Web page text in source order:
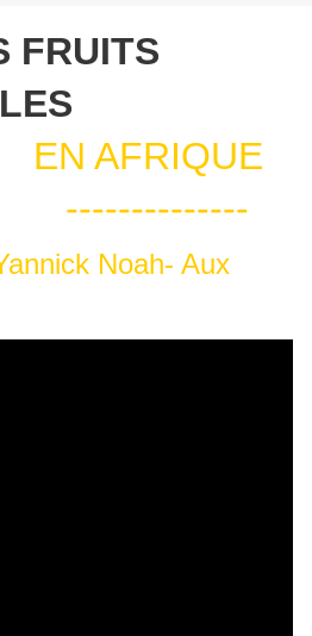
FRUITS
EN AFRIQUE
Noah- Aux